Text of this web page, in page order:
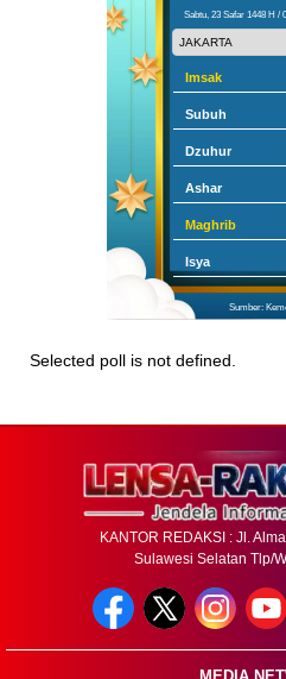
Sabtu, 23 Safar 1448 H /
Imsak
Subuh
Dzuhur
Ashar
Maghrib
Isya
Sumber:
Selected poll is not defined.
KANTOR REDAKSI : Jl.
Sulawesi Selatan Tlp/